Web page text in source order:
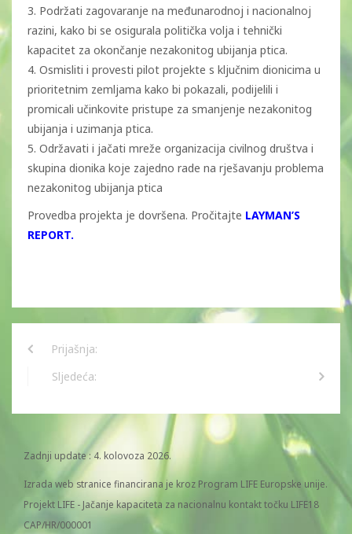
3. Podržati zagovaranje na međunarodnoj i nacionalnoj
razini, kako bi se osigurala politička volja i tehnički
kapacitet za okončanje nezakonitog ubijanja ptica.
4. Osmisliti i provesti pilot projekte s ključnim dionicima u
prioritetnim zemljama kako bi pokazali, podijelili i
promicali učinkovite pristupe za smanjenje nezakonitog
ubijanja i uzimanja ptica.
5. Održavati i jačati mreže organizacija civilnog društva i
skupina dionika koje zajedno rade na rješavanju problema
nezakonitog ubijanja ptica
Provedba projekta je dovršena. Pročitajte LAYMAN’S
REPORT.
Prijašnja:
Sljedeća:
Zadnji update : 4. kolovoza 2026.
Izrada web stranice financirana je kroz Program LIFE Europske unije.
Projekt LIFE - Jačanje kapaciteta za nacionalnu kontakt točku LIFE18
CAP/HR/000001